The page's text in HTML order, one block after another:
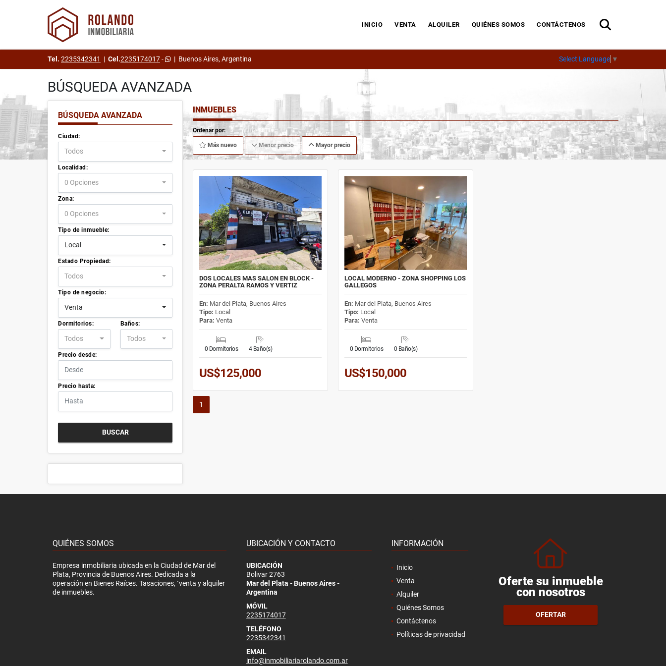
INICIO VENTA ALQUILER QUIÉNES SOMOS CONTÁCTENOS
Tel. 2235342341 | Cel.2235174017- | Buenos Aires, Argentina Select Language ▼
BÚSQUEDA AVANZADA
BÚSQUEDA AVANZADA
Ciudad:
Todos
Localidad:
0 Opciones
Zona:
0 Opciones
Tipo de inmueble:
Local
Estado Propiedad:
Todos
Tipo de negocio:
Venta
Dormitorios:
Todos
Baños:
Todos
Precio desde:
Precio hasta:
BUSCAR
INMUEBLES
Ordenar por:
Más nuevo Menor precio Mayor precio
DOS LOCALES MAS SALON EN BLOCK -
ZONA PERALTA RAMOS Y VERTIZ
En: Mar del Plata, Buenos Aires
Tipo: Local
Para: Venta
0 Dormitorios 4 Baño(s)
US$125,000
LOCAL MODERNO - ZONA SHOPPING LOS
GALLEGOS
En: Mar del Plata, Buenos Aires
Tipo: Local
Para: Venta
0 Dormitorios 0 Baño(s)
US$150,000
1
QUIÉNES SOMOS
Empresa inmobiliaria ubicada en la Ciudad de Mar del
Plata, Provincia de Buenos Aires. Dedicada a la
operación en Bienes Raíces. Tasaciones, ´venta y alquiler
de inmuebles.
UBICACIÓN Y CONTACTO
UBICACIÓN
Bolivar 2763
Mar del Plata - Buenos Aires -
Argentina
MÓVIL
2235174017
TELÉFONO
2235342341
EMAIL
info@inmobiliariarolando.com.ar
INFORMACIÓN
Inicio
Venta
Alquiler
Quiénes Somos
Contáctenos
Políticas de privacidad
Oferte su inmueble
con nosotros
OFERTAR